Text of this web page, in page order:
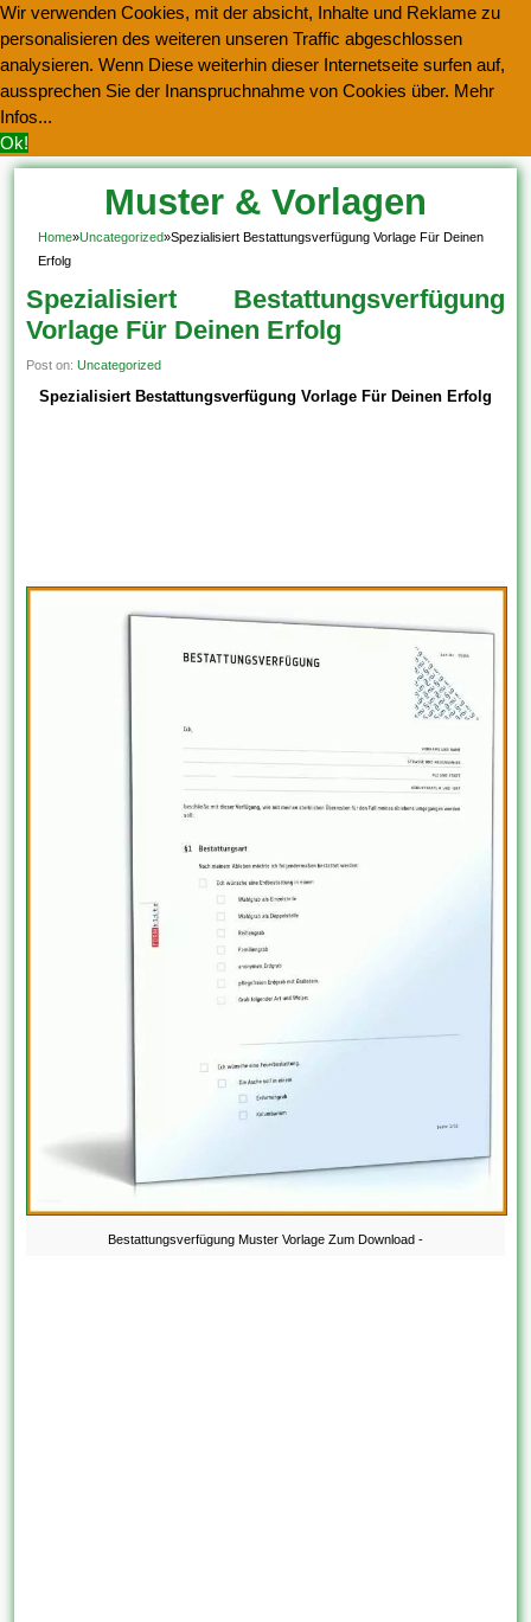
Wir verwenden Cookies, mit der absicht, Inhalte und Reklame zu
personalisieren des weiteren unseren Traffic abgeschlossen
analysieren. Wenn Diese weiterhin dieser Internetseite surfen auf,
aussprechen Sie der Inanspruchnahme von Cookies über. Mehr
Infos...
Ok!
Muster & Vorlagen
Kostenlos Herunterladen
Home»Uncategorized»Spezialisiert Bestattungsverfügung Vorlage Für Deinen
Erfolg
Spezialisiert Bestattungsverfügung
Vorlage Für Deinen Erfolg
Post on:Uncategorized
Spezialisiert Bestattungsverfügung Vorlage Für Deinen Erfolg
Bestattungsverfügung Muster Vorlage Zum Download -